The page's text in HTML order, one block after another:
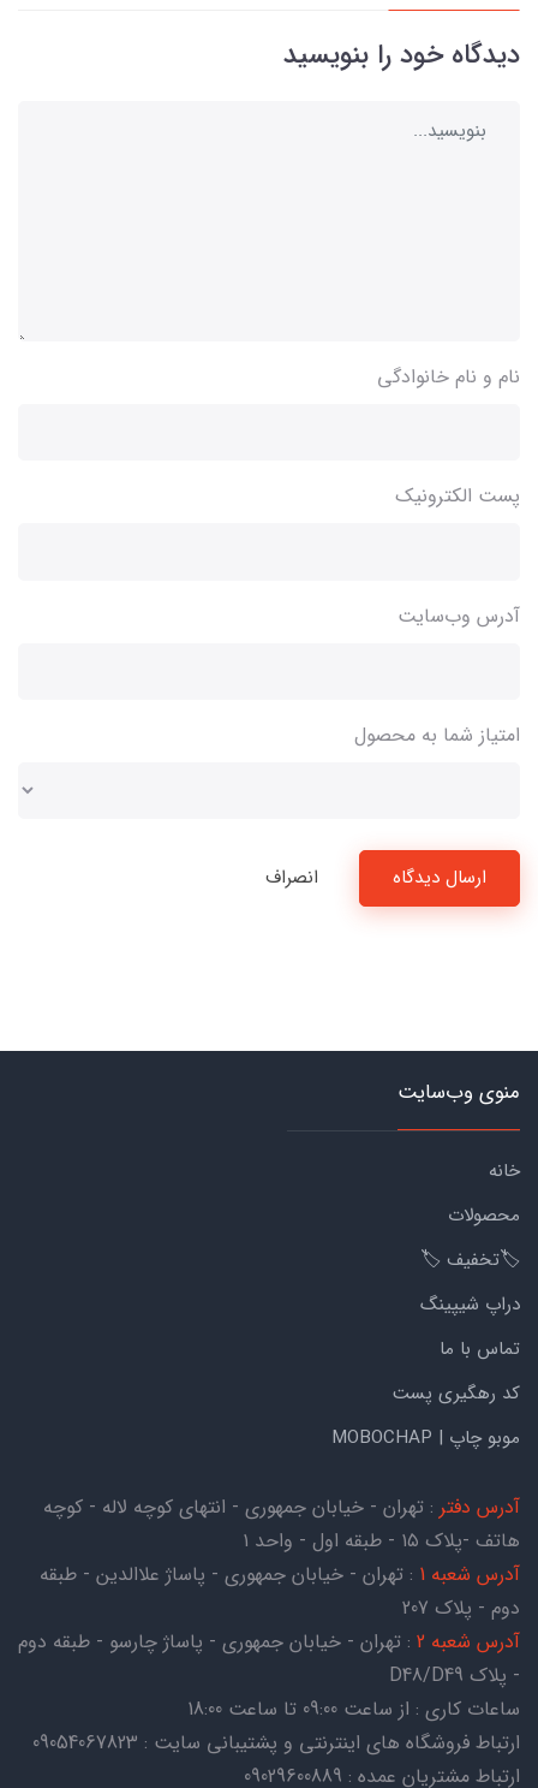
دیدگاه خود را بنویسید
نام و نام خانوادگی
پست الکترونیک
آدرس وب‌سایت
امتیاز شما به محصول
ارسال دیدگاه انصراف
منوی وب‌سایت
خانه
محصولات
🏷️تخفیف 🏷️
دراپ شیپینگ
تماس با ما
کد رهگیری پست
موبو چاپ | MOBOCHAP
آدرس دفتر : تهران - خیابان جمهوری - انتهای کوچه لاله - کوچه
هاتف -پلاک ۱۵ - طبقه اول - واحد ۱
آدرس شعبه 1
: تهران - خیابان جمهوری - پاساژ علاالدین - طبقه
دوم - پلاک 207
آدرس شعبه 2
: تهران - خیابان جمهوری - پاساژ چارسو - طبقه دوم
- پلاک D48/D49
ساعات کاری : از ساعت 09:00 تا ساعت 18:00
ارتباط فروشگاه های اینترنتی و پشتیبانی سایت : 09054067823
ارتباط مشتریان عمده : 09029600889